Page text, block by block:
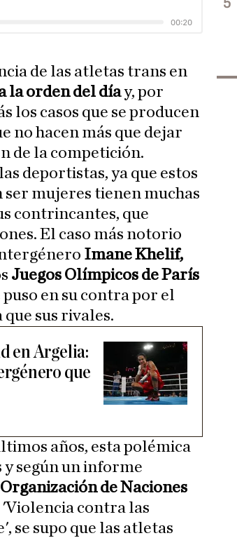
de las atletas trans en
la orden del díay, por
los casos que se producen
no hacen más que dejar
de la competición.
deportistas, ya que estos
mujeres tienen muchas
contrincantes, que
El caso más notorio
Imane Khelif,
Juegos Olímpicos de París
en su contra por el
sus rivales.
en Argelia:
que
años, esta polémica
y según un informe
Organización de Naciones
contra las
se supo que las atletas